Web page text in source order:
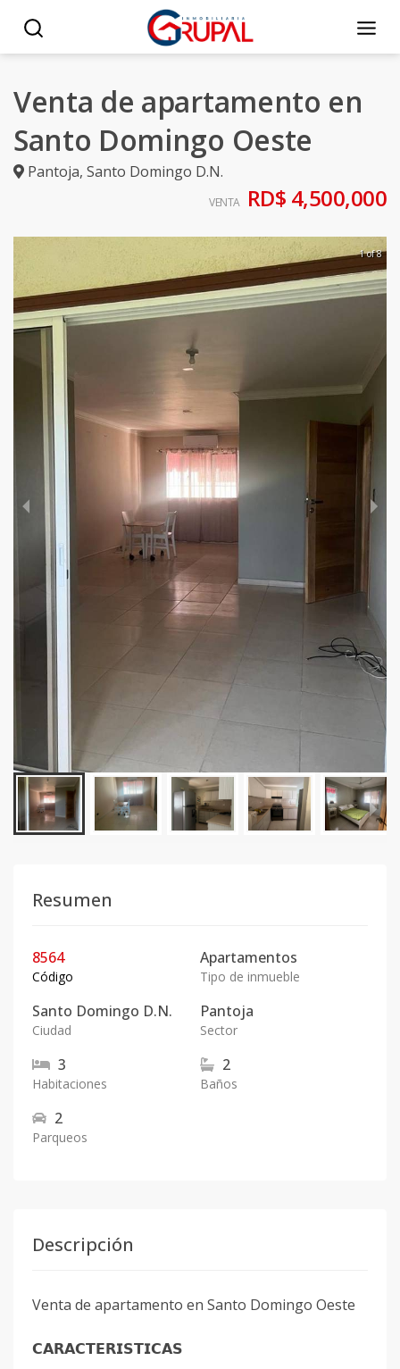
Venta de apartamento en
Santo Domingo Oeste
Pantoja, Santo Domingo D.N.
VENTA RD$ 4,500,000
1 of 8
Resumen
8564
Código
Apartamentos
Tipo de inmueble
Santo Domingo D.N.
Ciudad
Pantoja
Sector
3
Habitaciones
2
Baños
2
Parqueos
Descripción
Venta de apartamento en Santo Domingo Oeste
𝗖𝗔𝗥𝗔𝗖𝗧𝗘𝗥𝗜𝗦𝗧𝗜𝗖𝗔𝗦